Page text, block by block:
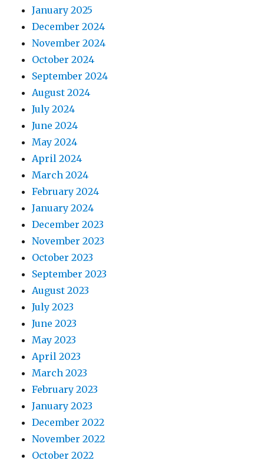
January 2025
December 2024
November 2024
October 2024
September 2024
August 2024
July 2024
June 2024
May 2024
April 2024
March 2024
February 2024
January 2024
December 2023
November 2023
October 2023
September 2023
August 2023
July 2023
June 2023
May 2023
April 2023
March 2023
February 2023
January 2023
December 2022
November 2022
October 2022